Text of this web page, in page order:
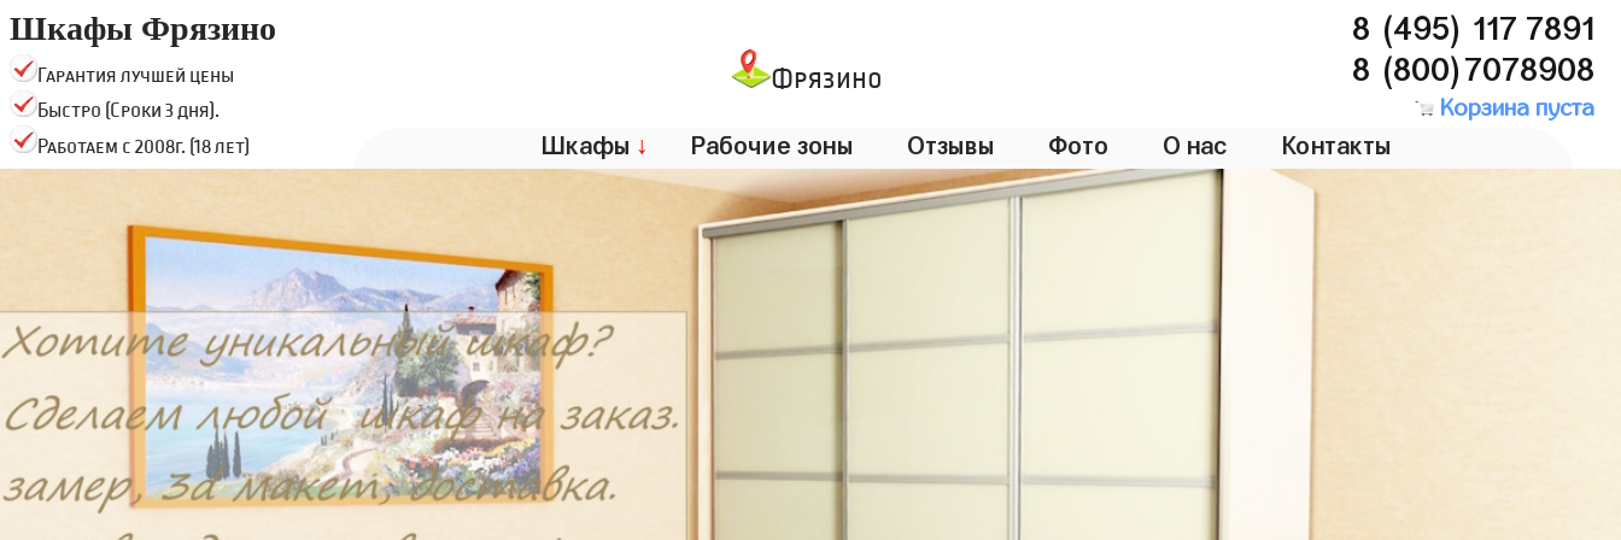
Шкафы Фрязино
Гарантия лучшей цены
Быстро (Сроки 3 дня).
Работаем с 2008г. (18 лет)
Фрязино
8 (495) 117 7891
8 (800)7078908
Корзина пуста
Шкафы ↓ Рабочие зоны Отзывы Фото О нас Контакты